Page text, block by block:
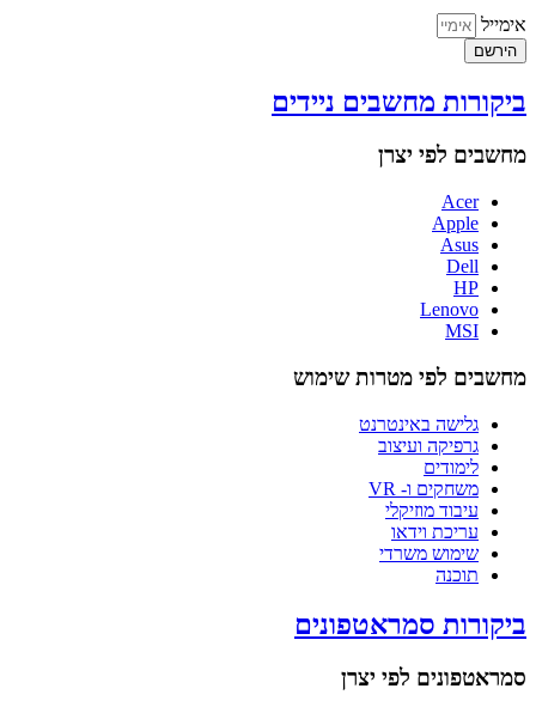
אימייל
הירשם
ביקורות מחשבים ניידים
מחשבים לפי יצרן
Acer
Apple
Asus
Dell
HP
Lenovo
MSI
מחשבים לפי מטרות שימוש
גלישה באינטרנט
גרפיקה ועיצוב
לימודים
משחקים ו- VR
עיבוד מוזיקלי
עריכת וידאו
שימוש משרדי
תוכנה
ביקורות סמראטפונים
סמראטפונים לפי יצרן